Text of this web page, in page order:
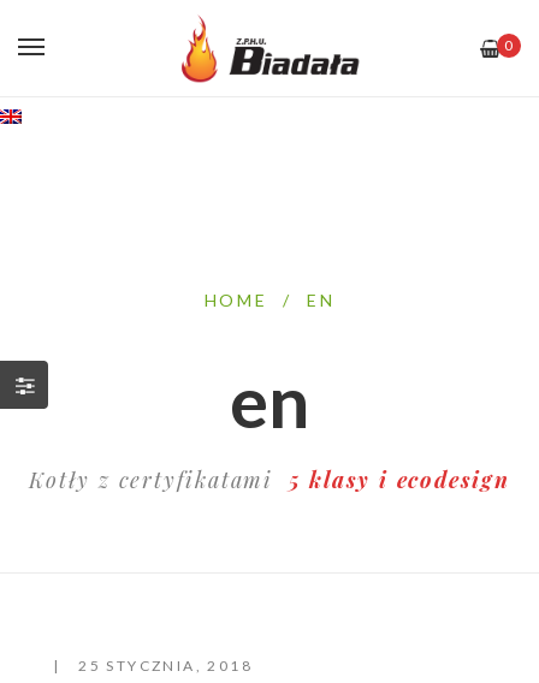
0
HOME / EN
en
Kotły z certyfikatami 5 klasy i ecodesign
25 STYCZNIA, 2018